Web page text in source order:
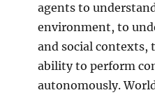
agents to
environment, to
and social contexts,
ability to perform
autonomously.